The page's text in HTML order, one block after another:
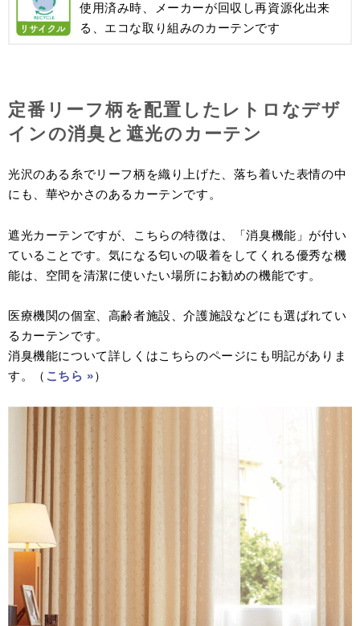
使用済み時、メーカーが回収し再資源化出来
る、エコな取り組みのカーテンです
定番リーフ柄を配置したレトロなデザ
インの消臭と遮光のカーテン
光沢のある糸でリーフ柄を織り上げた、落ち着いた表情の中
にも、華やかさのあるカーテンです。
遮光カーテンですが、こちらの特徴は、「消臭機能」が付い
ていることです。気になる匂いの吸着をしてくれる優秀な機
能は、空間を清潔に使いたい場所にお勧めの機能です。
医療機関の個室、高齢者施設、介護施設などにも選ばれてい
るカーテンです。
消臭機能について詳しくはこちらのページにも明記がありま
す。（ こちら »）